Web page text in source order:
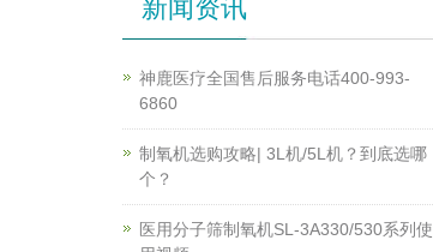
新闻资讯
神鹿医疗全国售后服务电话400-993-
6860
制氧机选购攻略| 3L机/5L机？到底选哪
个？
医用分子筛制氧机SL-3A330/530系列使